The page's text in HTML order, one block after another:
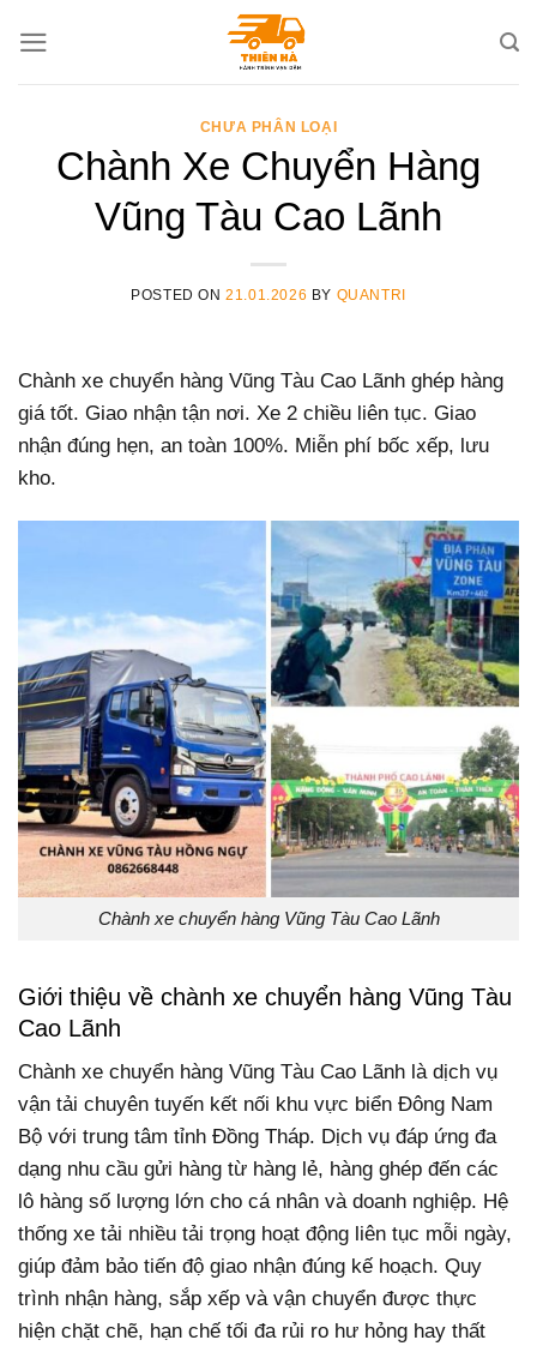
CHƯA PHÂN LOẠI
Chành Xe Chuyển Hàng
Vũng Tàu Cao Lãnh
POSTED ON21.01.2026 BY QUANTRI
Chành xe chuyển hàng Vũng Tàu Cao Lãnh ghép hàng
giá tốt. Giao nhận tận nơi. Xe 2 chiều liên tục. Giao
nhận đúng hẹn, an toàn 100%. Miễn phí bốc xếp, lưu
kho.
Chành xe chuyển hàng Vũng Tàu Cao Lãnh
Giới thiệu về chành xe chuyển hàng Vũng Tàu
Cao Lãnh
Chành xe chuyển hàng Vũng Tàu Cao Lãnh là dịch vụ
vận tải chuyên tuyến kết nối khu vực biển Đông Nam
Bộ với trung tâm tỉnh Đồng Tháp. Dịch vụ đáp ứng đa
dạng nhu cầu gửi hàng từ hàng lẻ, hàng ghép đến các
lô hàng số lượng lớn cho cá nhân và doanh nghiệp. Hệ
thống xe tải nhiều tải trọng hoạt động liên tục mỗi ngày,
giúp đảm bảo tiến độ giao nhận đúng kế hoạch. Quy
trình nhận hàng, sắp xếp và vận chuyển được thực
hiện chặt chẽ, hạn chế tối đa rủi ro hư hỏng hay thất